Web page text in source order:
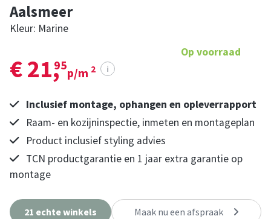
Aalsmeer
Kleur: Marine
€ 21,
95
p/m 2 i
Op voorraad
Inclusief montage, ophangen en opleverrapport
Raam- en kozijninspectie, inmeten en montageplan
Product inclusief styling advies
TCN productgarantie en 1 jaar extra garantie op
montage
21 echte winkels Maak nu een afspraak